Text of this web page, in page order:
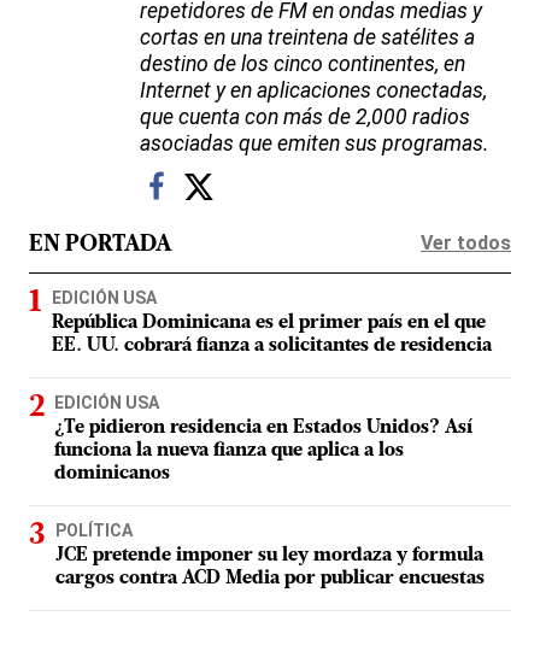
repetidores de FM en ondas medias y
cortas en una treintena de satélites a
destino de los cinco continentes, en
Internet y en aplicaciones conectadas,
que cuenta con más de 2,000 radios
asociadas que emiten sus programas.
EN PORTADA Ver todos
EDICIÓN USA
República Dominicana es el primer país en el que
EE. UU. cobrará fianza a solicitantes de residencia
EDICIÓN USA
¿Te pidieron residencia en Estados Unidos? Así
funciona la nueva fianza que aplica a los
dominicanos
POLÍTICA
JCE pretende imponer su ley mordaza y formula
cargos contra ACD Media por publicar encuestas